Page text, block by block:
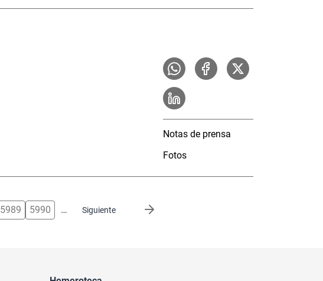
Notas de prensa
Fotos
5989 5990 … Siguiente
Siguiente página